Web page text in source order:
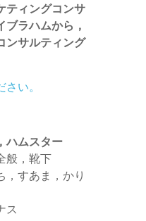
ティングコンサ
ラハムから，
ンサルティング
い。
ハムスター
般，靴下
すあま，かり
ス